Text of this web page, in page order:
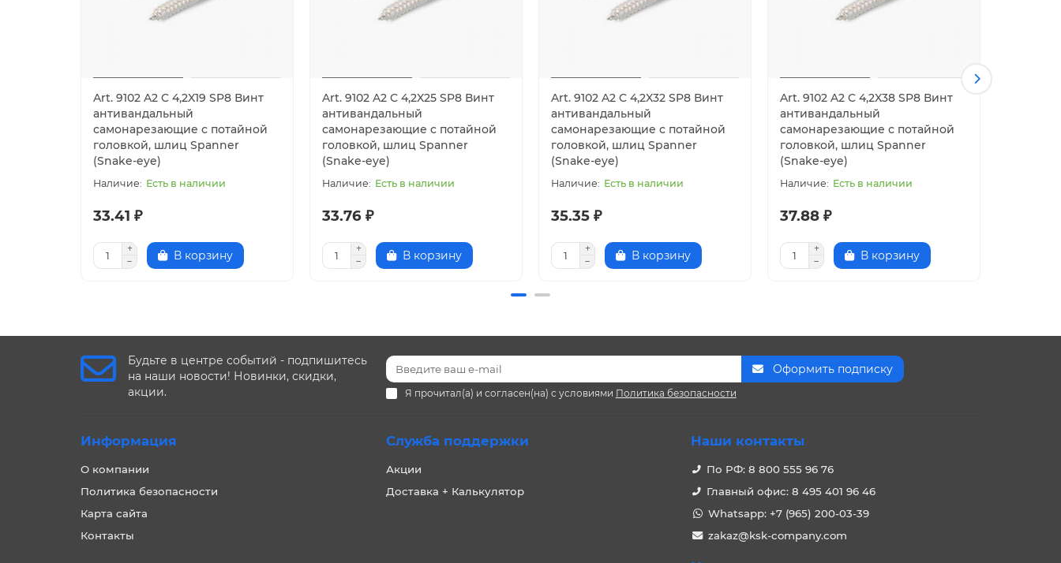
Art. 9102 A2 C 4,2X19 SP8 Винт
антивандальный
самонарезающие с потайной
головкой, шлиц Spanner
(Snake-eye)
Есть в наличии
33.41 ₽
В корзину
Art. 9102 A2 C 4,2X25 SP8 Винт
антивандальный
самонарезающие с потайной
головкой, шлиц Spanner
(Snake-eye)
Есть в наличии
33.76 ₽
В корзину
Art. 9102 A2 C 4,2X32 SP8 Винт
антивандальный
самонарезающие с потайной
головкой, шлиц Spanner
(Snake-eye)
Есть в наличии
35.35 ₽
В корзину
Art. 9102 A2 C 4,2X38 SP8 Винт
антивандальный
самонарезающие с потайной
головкой, шлиц Spanner
(Snake-eye)
Есть в наличии
37.88 ₽
В корзину
Будьте в центре событий - подпишитесь
на наши новости! Новинки, скидки,
акции.
Оформить подписку
Я прочитал(а) и согласен(на) с условиями Политика безопасности
Информация
О компании
Политика безопасности
Карта сайта
Контакты
Служба поддержки
Акции
Доставка + Калькулятор
Наши контакты
По РФ: 8 800 555 96 76
Главный офис: 8 495 401 96 46
Whatsapp: +7 (965) 200-03-39
zakaz@ksk-company.com